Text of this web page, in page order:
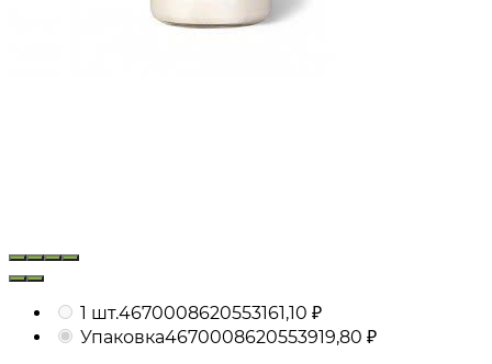
1 шт.4670008620553161,10 ₽
Упаковка4670008620553919,80 ₽